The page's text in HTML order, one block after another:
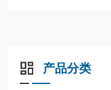
产品分类